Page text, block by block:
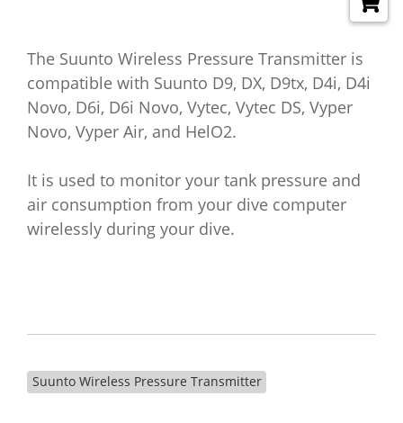
The Suunto Wireless Pressure Transmitter is
compatible with Suunto D9, DX, D9tx, D4i, D4i
Novo, D6i, D6i Novo, Vytec, Vytec DS, Vyper
Novo, Vyper Air, and HelO2.
It is used to monitor your tank pressure and
air consumption from your dive computer
wirelessly during your dive.
Suunto Wireless Pressure Transmitter